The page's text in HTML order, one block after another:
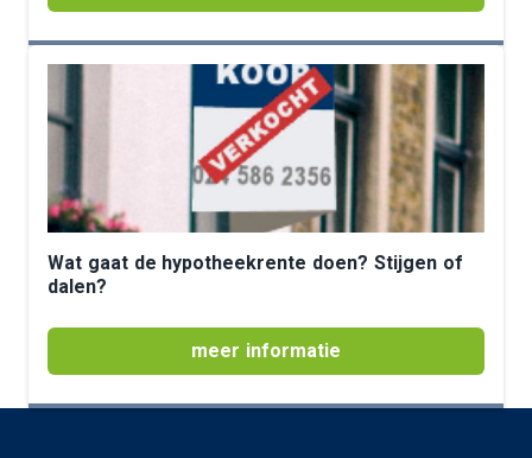
Wat gaat de hypotheekrente doen? Stijgen of
dalen?
meer informatie